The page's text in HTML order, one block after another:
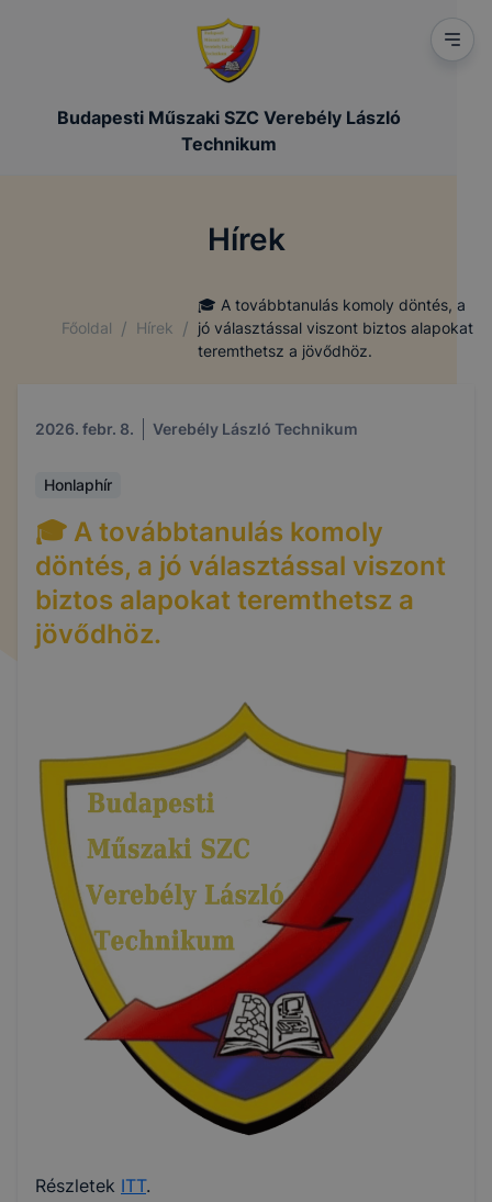
Budapesti Műszaki SZC Verebély László
Technikum
Hírek
Főoldal / Hírek /
🎓 A továbbtanulás komoly döntés, a
jó választással viszont biztos alapokat
teremthetsz a jövődhöz.
2026. febr. 8. Verebély László Technikum
Honlaphír
🎓 A továbbtanulás komoly
döntés, a jó választással viszont
biztos alapokat teremthetsz a
jövődhöz.
Részletek ITT.